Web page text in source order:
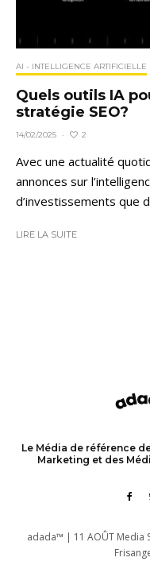
AI - INTELLIGENCE ARTIFICIELLE
Quels outils IA
stratégie SEO?
14/02/2025 · 2
Avec une actualité
annonces sur
d’investissements que
LIRE LA SUITE
Le Média de référence
Marketing et des
adada™ | 11 AOÛT Media